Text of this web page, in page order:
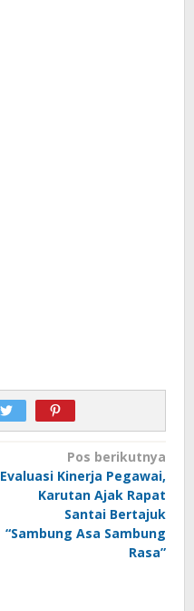
Pos berikutnya
Evaluasi Kinerja Pegawai,
Karutan Ajak Rapat
Santai Bertajuk
“Sambung Asa Sambung
Rasa”